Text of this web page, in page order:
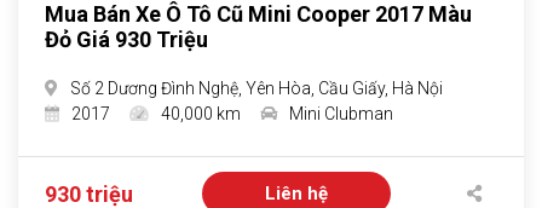
Mua Bán Xe Ô Tô Cũ Mini Cooper 2017 Màu
Đỏ Giá 930 Triệu
Số 2 Dương Đình Nghệ, Yên Hòa, Cầu Giấy, Hà Nội
2017
40,000 km Mini Clubman
930 triệu Liên hệ